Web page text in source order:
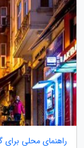
راهنمای محلی برای